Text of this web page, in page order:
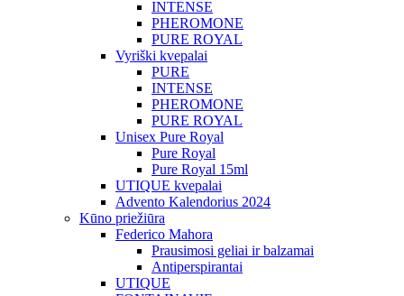
INTENSE
PHEROMONE
PURE ROYAL
Vyriški kvepalai
PURE
INTENSE
PHEROMONE
PURE ROYAL
Unisex Pure Royal
Pure Royal
Pure Royal 15ml
UTIQUE kvepalai
Advento Kalendorius 2024
Kūno priežiūra
Federico Mahora
Prausimosi geliai ir balzamai
Antiperspirantai
UTIQUE